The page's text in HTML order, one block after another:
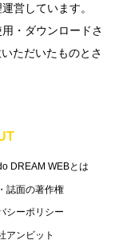
営しています。
・ダウンロードさ
ただいたものとさ
DREAM WEBとは
誌面の著作権
シーポリシー
アンビット